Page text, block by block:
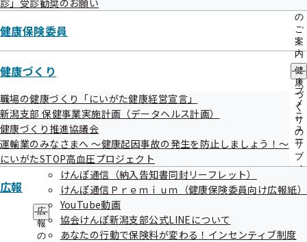
一
サ
の
ご
案
内
の
サ
ブ
メ
ニ
ュ
ー
診」受診勧奨のお願い
健康保険委員
健康づくり
健
康
づ
く
り
の
サ
ブ
メ
ュ
職場の健康づくり「にいがた健康経営宣言」
新潟支部 保健事業実施計画（データヘルス計画）
健康づくり推進協議会
運輸業のみなさまへ ～健康起因事故の発生を防止しましょう！～
にいがたSTOP高血圧プロジェクト
広報
広
報
の
けんぽ通信（納入告知書同封リーフレット）
けんぽ通信Ｐｒｅｍｉｕｍ（健康保険委員向け広報紙）
YouTube動画
協会けんぽ新潟支部公式LINEについて
あなたの行動で保険料が変わる！インセンティブ制度
最新号